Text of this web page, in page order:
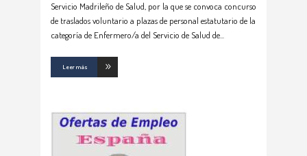
Servicio Madrileño de Salud, por la que se convoca concurso
de traslados voluntario a plazas de personal estatutario de la
categoría de Enfermero/a del Servicio de Salud de
Leer más